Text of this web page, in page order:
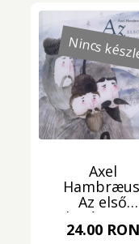
Axel
Az első
karácsonyi
ajándékok
24.00 RON
Nincs